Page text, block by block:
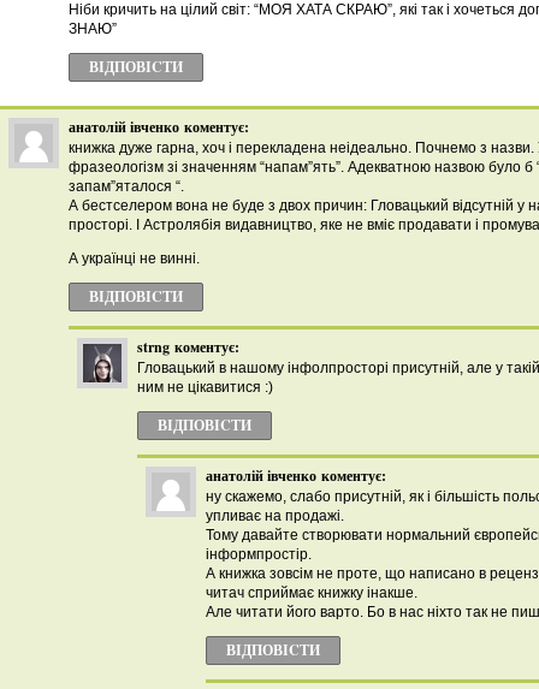
Ніби кричить на цілий світ: “МОЯ ХАТА СКРАЮ”, які так і хочеться
ЗНАЮ”
ВІДПОВІCТИ
анатолій івченко коментує:
книжка дуже гарна, хоч і перекладена неідеально. Почнемо з назви.
фразеологізм зі значенням “напам”ять”. Адекватною назвою було
запам”яталося “.
А бестселером вона не буде з двох причин: Гловацький відсутній у
просторі. І Астролябія видавництво, яке не вміє продавати і
А українці не винні.
ВІДПОВІCТИ
strng коментує:
Гловацький в нашому інфолпросторі присутній, але у
ним не цікавитися :)
ВІДПОВІCТИ
анатолій івченко коментує:
ну скажемо, слабо присутній, як і більшість
упливає на продажі.
Тому давайте створювати нормальний
інформпростір.
А книжка зовсім не проте, що написано в
читач сприймає книжку інакше.
Але читати його варто. Бо в нас ніхто так не
ВІДПОВІCТИ